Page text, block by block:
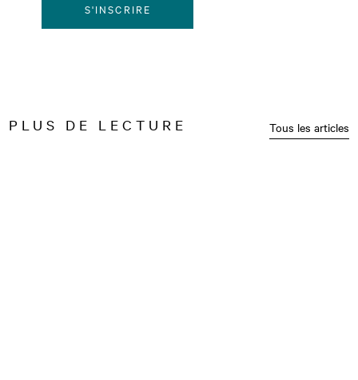
S'INSCRIRE
PLUS DE LECTURE Tous les articles